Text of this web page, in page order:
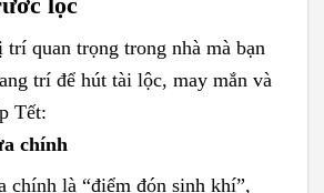
quan trọng trong nhà mà bạn
trí để hút tài lộc, may mắn và
Tết:
chính
chính là “điểm đón sinh khí”,